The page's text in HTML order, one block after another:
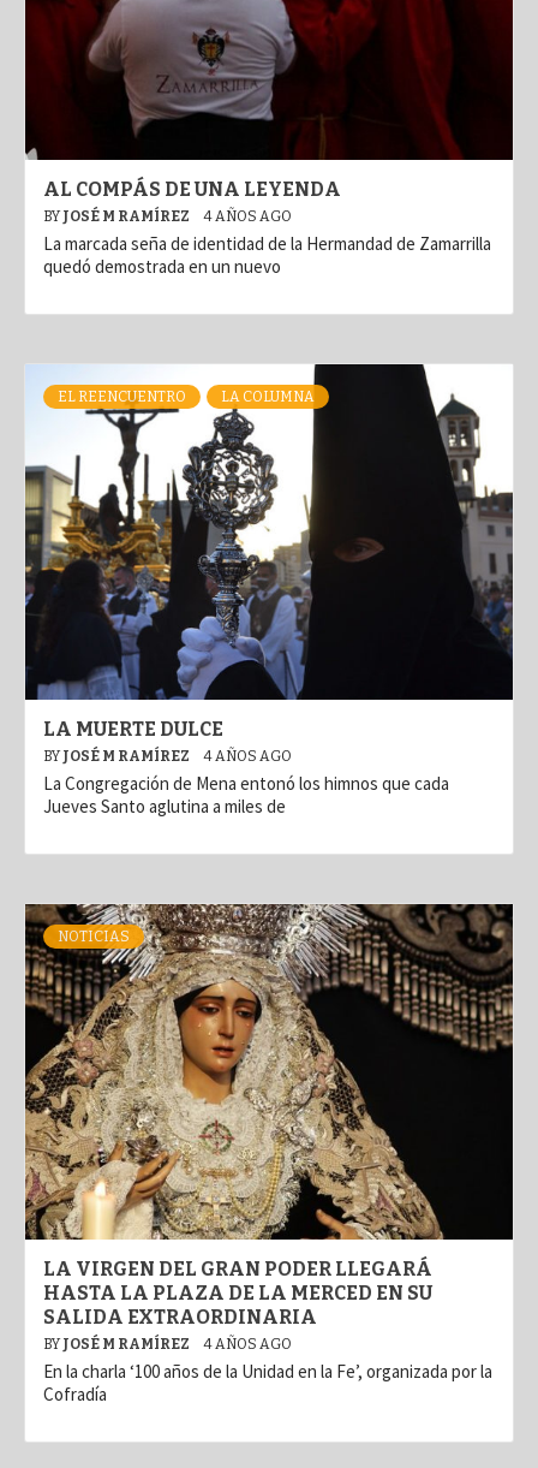
AL COMPÁS DE UNA LEYENDA
BY JOSÉ M RAMÍREZ 4 AÑOS AGO
La marcada seña de identidad de la Hermandad de Zamarrilla
quedó demostrada en un nuevo
EL REENCUENTRO LA COLUMNA
LA MUERTE DULCE
BY JOSÉ M RAMÍREZ 4 AÑOS AGO
La Congregación de Mena entonó los himnos que cada
Jueves Santo aglutina a miles de
NOTICIAS
LA VIRGEN DEL GRAN PODER LLEGARÁ
HASTA LA PLAZA DE LA MERCED EN SU
SALIDA EXTRAORDINARIA
BY JOSÉ M RAMÍREZ 4 AÑOS AGO
En la charla ‘100 años de la Unidad en la Fe’, organizada por la
Cofradía